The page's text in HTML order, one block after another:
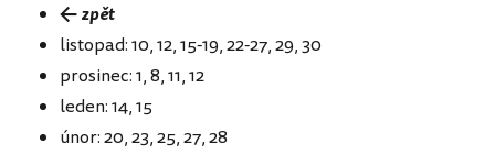
← zpět
listopad: 10, 12, 15-19, 22-27, 29, 30
prosinec: 1, 8, 11, 12
leden: 14, 15
únor: 20, 23, 25, 27, 28